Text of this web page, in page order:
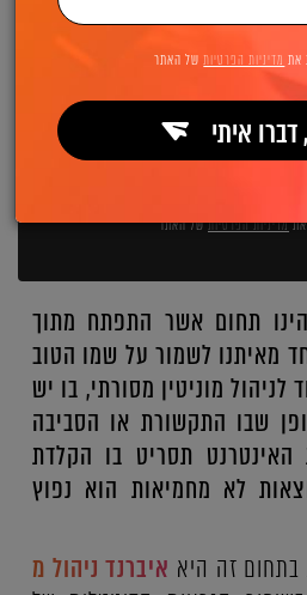
אתמדיניות הפרטיותשל האתר
הינו תחום אשר התפתח מתוך
מאיתנו לשמור על שמו הטוב
לניהול מוניטין מסורתי, בו יש
שבו התקשורת או הסביבה
האינטרנט תסריט בו הקלדת
לא מחמיאות הוא נפוץ
זה היא איברנד ניהול מ
את מדיניות הפרטיותשל האתר
דברו איתי